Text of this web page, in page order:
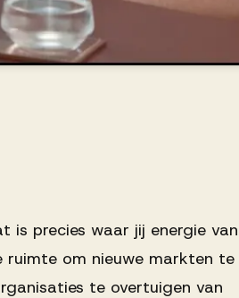
is precies waar jij energie
ruimte om nieuwe markten te
te overtuigen van